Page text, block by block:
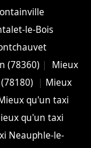
le-Bois
(78360) |
Mieux
| Mieux
qu'un taxi
qu'un taxi
Neauphle-le-